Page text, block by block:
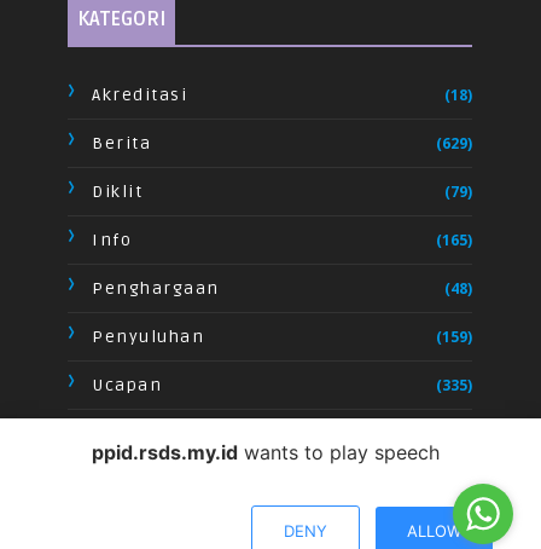
KATEGORI
Akreditasi (18)
Berita (629)
Diklit (79)
Info (165)
Penghargaan (48)
Penyuluhan (159)
Ucapan (335)
ppid.rsds.my.id wants to play speech
DENY ALLOW